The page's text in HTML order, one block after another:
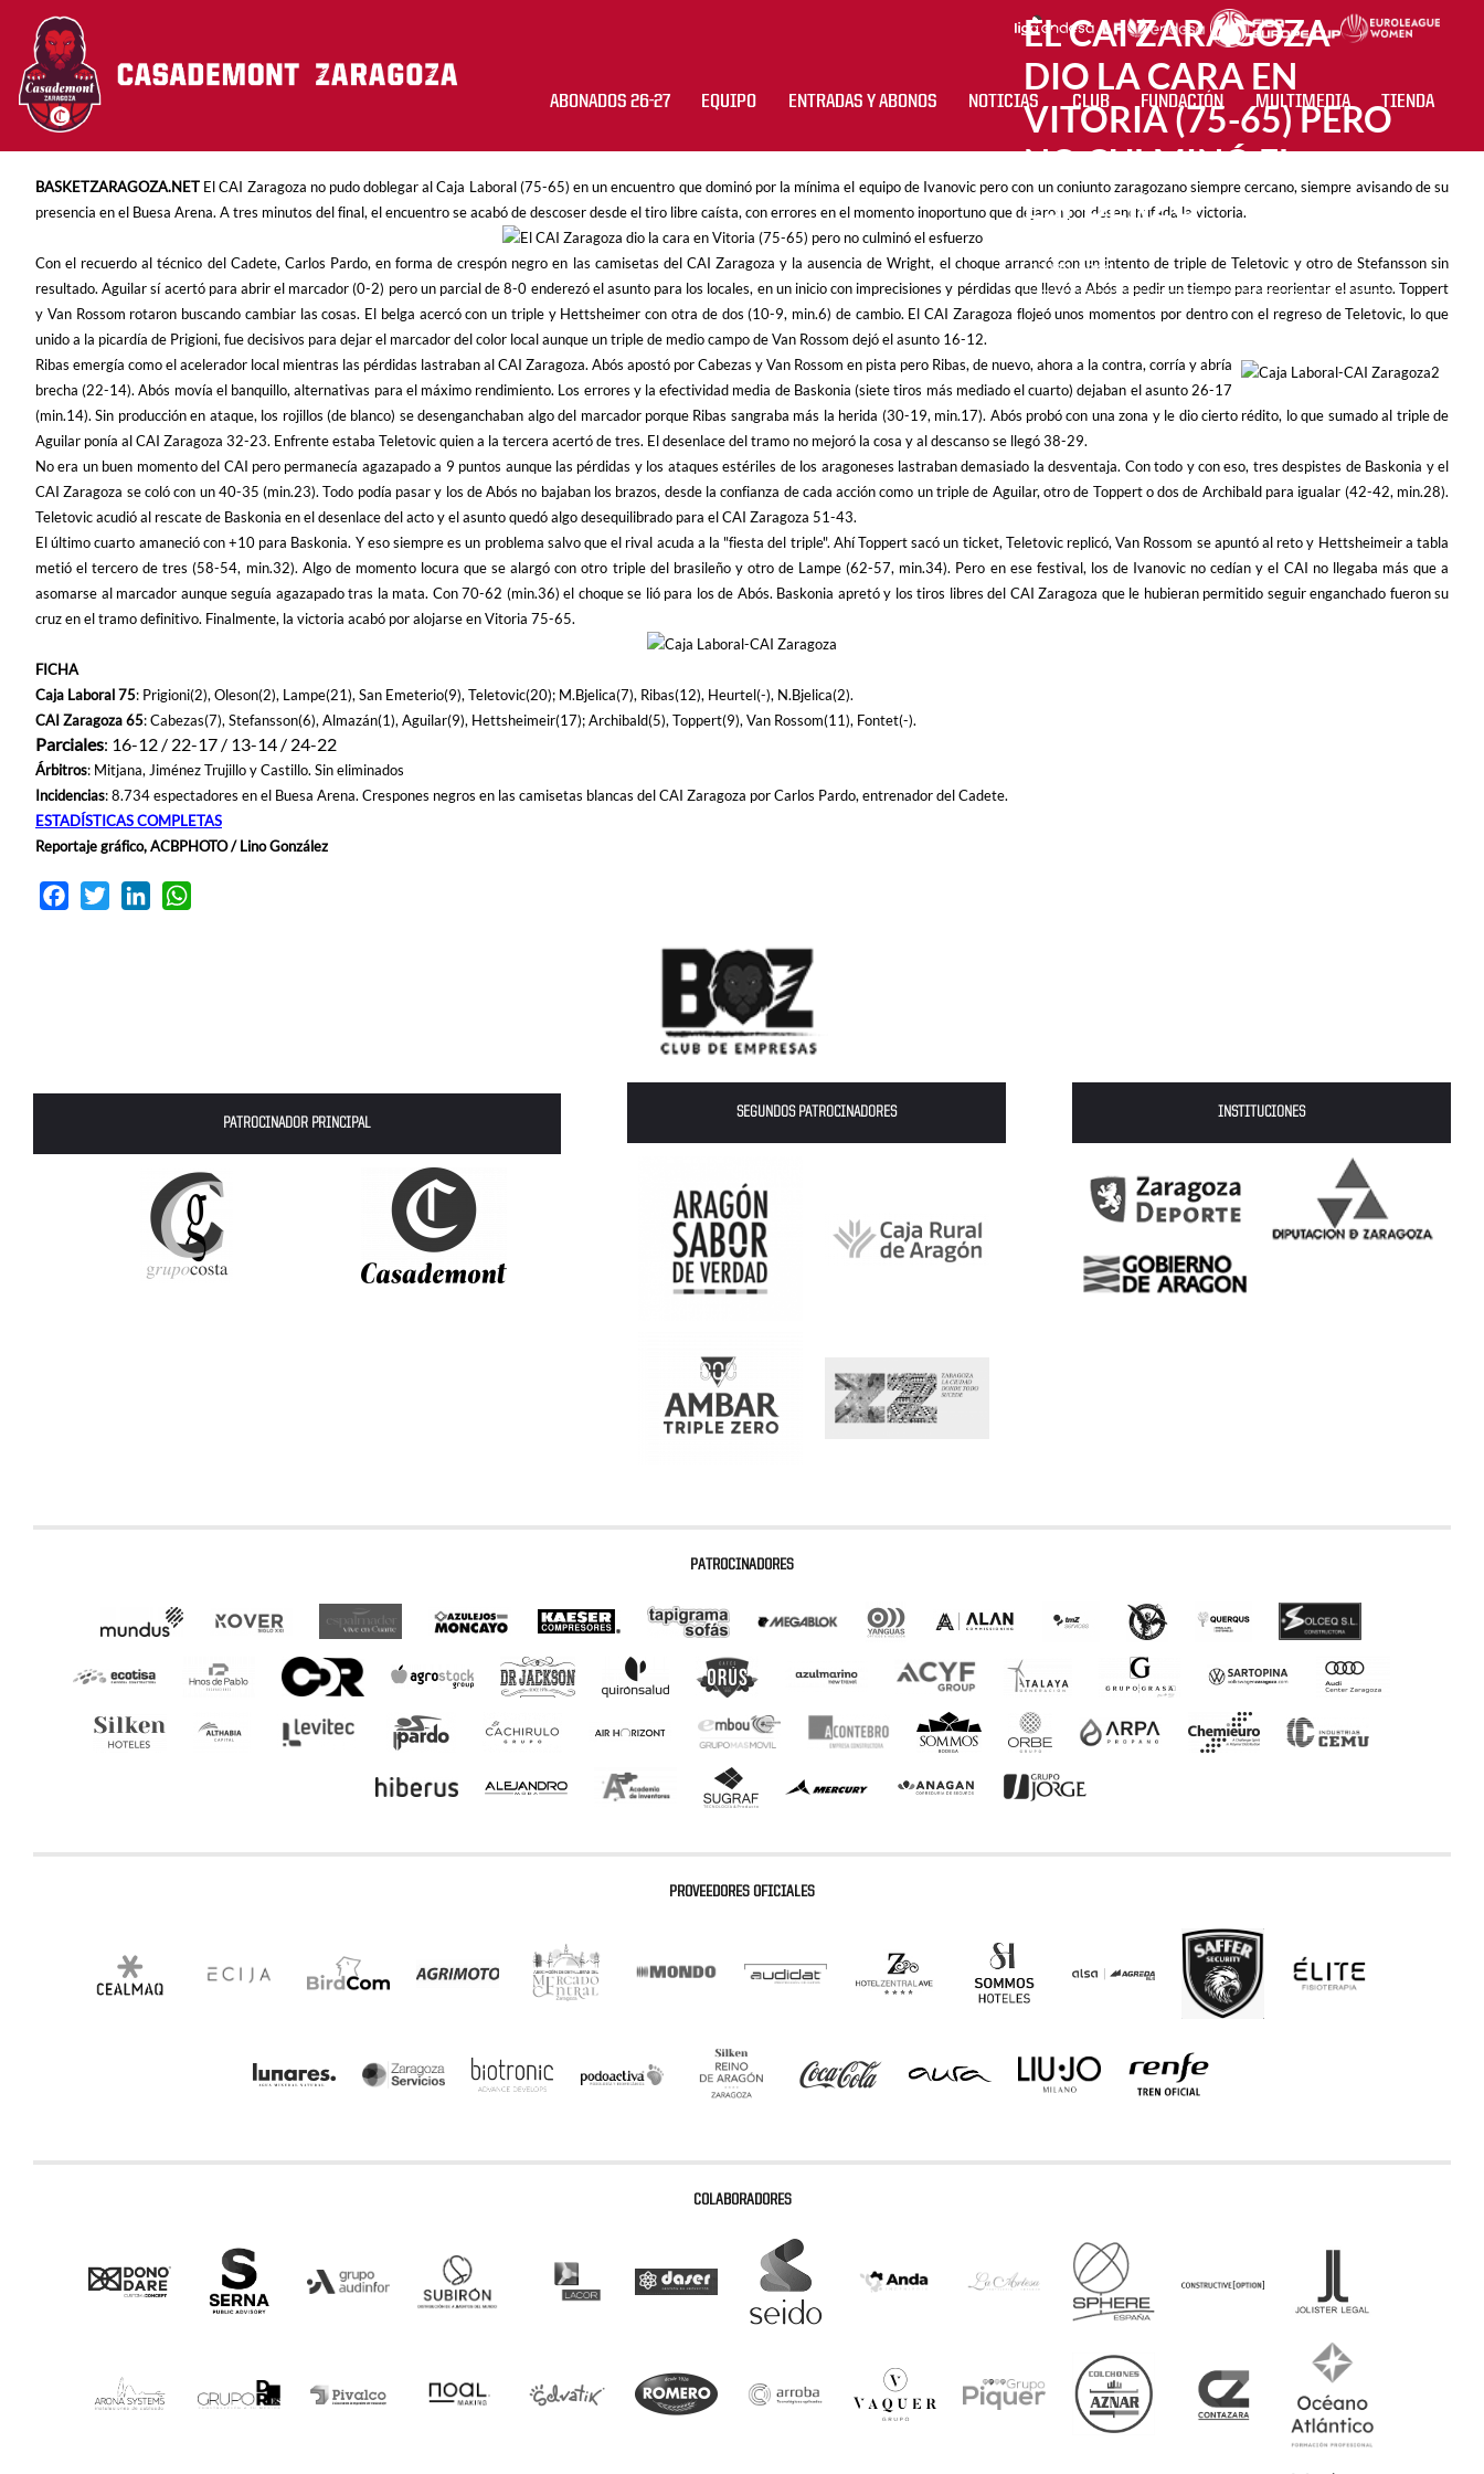
ABONADOS 26-27 EQUIPO ENTRADAS Y ABONOS NOTICIAS CLUB FUNDACIÓN MULTIMEDIA TIENDA
EL CAI ZARAGOZA
DIO LA CARA EN
VITORIA (75-65) PERO
NO CULMINÓ EL
ESFUERZO
07/03/2012
BASKETZARAGOZA.NET El CAI Zaragoza no pudo doblegar al Caja Laboral (75-65) en un encuentro que dominó por la mínima el equipo de Ivanovic pero con un conjunto zaragozano siempre cercano, siempre avisando de su
presencia en el Buesa Arena. A tres minutos del final, el encuentro se acabó de descoser desde el tiro libre caísta, con errores en el momento inoportuno que dejaron por desenchufada la victoria.
Con el recuerdo al técnico del Cadete, Carlos Pardo, en forma de crespón negro en las camisetas del CAI Zaragoza y la ausencia de Wright, el choque arrancó con un intento de triple de Teletovic y otro de Stefansson sin
resultado. Aguilar sí acertó para abrir el marcador (0-2) pero un parcial de 8-0 enderezó el asunto para los locales, en un inicio con imprecisiones y pérdidas que llevó a Abós a pedir un tiempo para reorientar el asunto. Toppert
y Van Rossom rotaron buscando cambiar las cosas. El belga acercó con un triple y Hettsheimer con otra de dos (10-9, min.6) de cambio. El CAI Zaragoza flojeó unos momentos por dentro con el regreso de Teletovic, lo que
unido a la picardía de Prigioni, fue decisivos para dejar el marcador del color local aunque un triple de medio campo de Van Rossom dejó el asunto 16-12.
Ribas emergía como el acelerador local mientras las pérdidas lastraban al CAI Zaragoza. Abós apostó por Cabezas y Van Rossom en pista pero Ribas, de nuevo, ahora a la contra, corría y abría
brecha (22-14). Abós movía el banquillo, alternativas para el máximo rendimiento. Los errores y la efectividad media de Baskonia (siete tiros más mediado el cuarto) dejaban el asunto 26-17
(min.14). Sin producción en ataque, los rojillos (de blanco) se desenganchaban algo del marcador porque Ribas sangraba más la herida (30-19, min.17). Abós probó con una zona y le dio cierto rédito, lo que sumado al triple de
Aguilar ponía al CAI Zaragoza 32-23. Enfrente estaba Teletovic quien a la tercera acertó de tres. El desenlace del tramo no mejoró la cosa y al descanso se llegó 38-29.
No era un buen momento del CAI pero permanecía agazapado a 9 puntos aunque las pérdidas y los ataques estériles de los aragoneses lastraban demasiado la desventaja. Con todo y con eso, tres despistes de Baskonia y el
CAI Zaragoza se coló con un 40-35 (min.23). Todo podía pasar y los de Abós no bajaban los brazos, desde la confianza de cada acción como un triple de Aguilar, otro de Toppert o dos de Archibald para igualar (42-42, min.28).
Teletovic acudió al rescate de Baskonia en el desenlace del acto y el asunto quedó algo desequilibrado para el CAI Zaragoza 51-43.
El último cuarto amaneció con +10 para Baskonia. Y eso siempre es un problema salvo que el rival acuda a la "fiesta del triple". Ahí Toppert sacó un ticket, Teletovic replicó, Van Rossom se apuntó al reto y Hettsheimeir a tabla
metió el tercero de tres (58-54, min.32). Algo de momento locura que se alargó con otro triple del brasileño y otro de Lampe (62-57, min.34). Pero en ese festival, los de Ivanovic no cedían y el CAI no llegaba más que a
asomarse al marcador aunque seguía agazapado tras la mata. Con 70-62 (min.36) el choque se lió para los de Abós. Baskonia apretó y los tiros libres del CAI Zaragoza que le hubieran permitido seguir enganchado fueron su
cruz en el tramo definitivo. Finalmente, la victoria acabó por alojarse en Vitoria 75-65.
FICHA
Caja Laboral 75: Prigioni(2), Oleson(2), Lampe(21), San Emeterio(9), Teletovic(20); M.Bjelica(7), Ribas(12), Heurtel(-), N.Bjelica(2).
CAI Zaragoza 65: Cabezas(7), Stefansson(6), Almazán(1), Aguilar(9), Hettsheimeir(17); Archibald(5), Toppert(9), Van Rossom(11), Fontet(-).
Parciales: 16-12 / 22-17 / 13-14 / 24-22
Árbitros: Mitjana, Jiménez Trujillo y Castillo. Sin eliminados
Incidencias: 8.734 espectadores en el Buesa Arena. Crespones negros en las camisetas blancas del CAI Zaragoza por Carlos Pardo, entrenador del Cadete.
ESTADÍSTICAS COMPLETAS
Reportaje gráfico, ACBPHOTO / Lino González
Facebook
Twitter LinkedIn
PATROCINADOR PRINCIPAL
SEGUNDOS PATROCINADORES INSTITUCIONES
PATROCINADORES
PROVEEDORES OFICIALES
COLABORADORES